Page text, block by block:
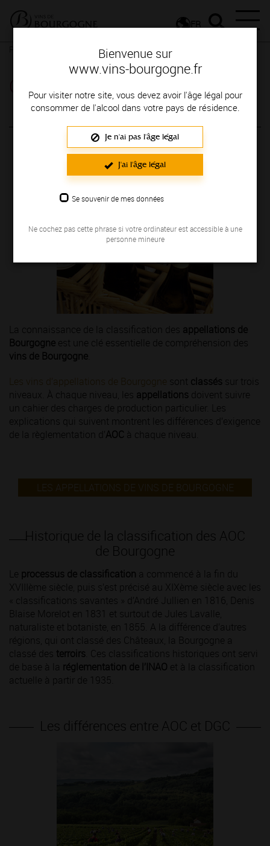
Bienvenue sur
www.vins-bourgogne.fr
Pour visiter notre site, vous devez avoir l'âge légal pour
consommer de l'alcool dans votre pays de résidence.
Je n'ai pas l'âge légal
J'ai l'âge légal
Se souvenir de mes données
Ne cochez pas cette phrase si votre ordinateur est accessible à une
personne mineure
FR
Classification des appellations
Classification des appellations
Comprendre les appellations des vins
de Bourgogne
La connaissance de la classification des appellations de
Bourgogne est une clé essentielle de compréhension des
vins de Bourgogne
Les vins d’appellations de Bourgogne sont classés sur trois
niveaux. À chaque niveau, les appellations doivent suivre
un cahier des charges de production particulier. Les
explications qui suivent montrent les différences d’exigence
de la règlementation d’ AOC à chaque niveau.
LES APPELLATIONS DE VINS DE BOURGOGNE
Historique de la classification des AOC
de Bourgogne
Le processus de classification a commencé à la fin du
XVIIIème siècle, puis s’est précisé au XIXème siècle avec les
« classifications savantes » d’André Jullien en 1816, Denis
Blaise Morelot en 1831 et surtout de Jules Lavalle,
naturaliste et botaniste, en 1855. A la différence d’autres
régions, qui ont classé des Châteaux, la Bourgogne a
classé des terroirs . Ces classifications historiques ont servi
de base à la réglementation de l’INAO et à la classification
actuelle à partir de 1935.
Les différences entre AOC et DGC